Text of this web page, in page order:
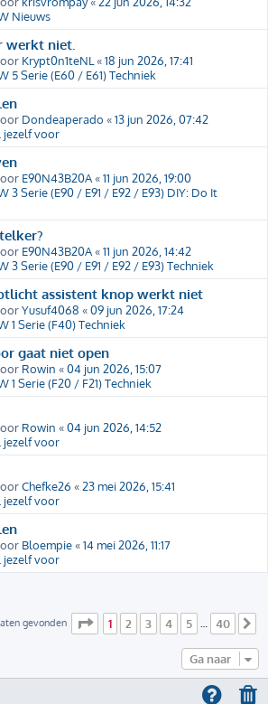
Nieuws
werkt niet.
Krypt0n1teNL «18 jun 2026, 17:41
5 Serie (E60 / E61) Techniek
Dondeaperado «13 jun 2026, 07:42
jezelf voor
E90N43B20A«11 jun 2026, 19:00
3 Serie (E90 / E91 / E92 / E93) DIY: Do It
E90N43B20A«11 jun 2026, 14:42
3 Serie (E90 / E91 / E92 / E93) Techniek
assistent knop werkt niet
Yusuf4068 «09 jun 2026, 17:24
1 Serie (F40) Techniek
gaat niet open
Rowin «04 jun 2026, 15:07
1 Serie (F20 / F21) Techniek
Rowin «04 jun 2026, 14:52
jezelf voor
Chefke26 «23 mei 2026, 15:41
jezelf voor
Bloempie«14 mei 2026, 11:17
jezelf voor
gevonden Pagina van 40
1 2 3 4 5 40
Ga naar